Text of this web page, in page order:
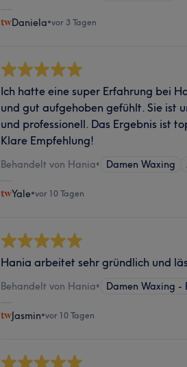
Daniela•vor 3 Tagen
Ich hatte eine super Erfahrung bei
und gut aufgehoben gefühlt. Sie ist
und professionell. Das Ergebnis ist
Klare Empfehlung!
Behandelt von Hania• Damen Waxing
Yale•vor 10 Tagen
Hania arbeitet sehr gründlich und
Behandelt von Hania• Damen Waxing -
Jasmin•vor 10 Tagen